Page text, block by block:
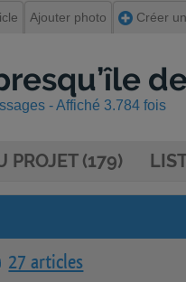
Ajouter photo Créer
- Affiché 3.784 fois
PROJET (179)
27 articles